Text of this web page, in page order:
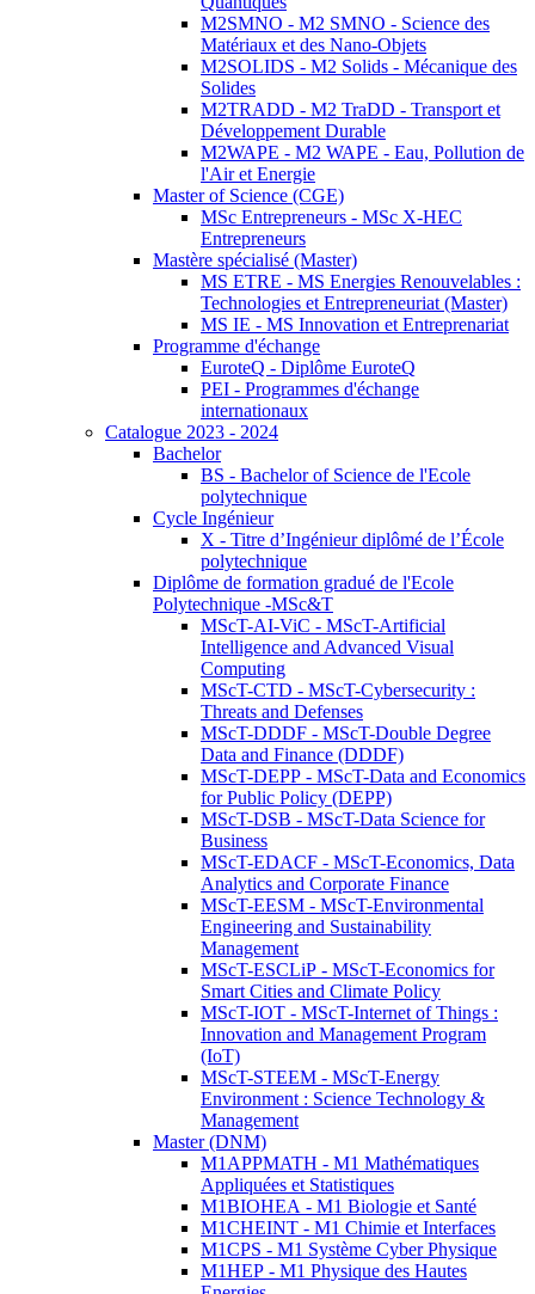
M2SMNO - M2 SMNO - Science des
Matériaux et des Nano-Objets
M2SOLIDS - M2 Solids - Mécanique des
Solides
M2TRADD - M2 TraDD - Transport et
Développement Durable
M2WAPE - M2 WAPE - Eau, Pollution de
l'Air et Energie
Master of Science (CGE)
MSc Entrepreneurs - MSc X-HEC
Entrepreneurs
Mastère spécialisé (Master)
MS ETRE - MS Energies Renouvelables :
Technologies et Entrepreneuriat (Master)
MS IE - MS Innovation et Entreprenariat
Programme d'échange
EuroteQ - Diplôme EuroteQ
PEI - Programmes d'échange
internationaux
Catalogue 2023 - 2024
Bachelor
BS - Bachelor of Science de l'Ecole
polytechnique
Cycle Ingénieur
X - Titre d’Ingénieur diplômé de l’École
polytechnique
Diplôme de formation gradué de l'Ecole
Polytechnique -MSc&T
MScT-AI-ViC - MScT-Artificial
Intelligence and Advanced Visual
Computing
MScT-CTD - MScT-Cybersecurity :
Threats and Defenses
MScT-DDDF - MScT-Double Degree
Data and Finance (DDDF)
MScT-DEPP - MScT-Data and Economics
for Public Policy (DEPP)
MScT-DSB - MScT-Data Science for
Business
MScT-EDACF - MScT-Economics, Data
Analytics and Corporate Finance
MScT-EESM - MScT-Environmental
Engineering and Sustainability
Management
MScT-ESCLiP - MScT-Economics for
Smart Cities and Climate Policy
MScT-IOT - MScT-Internet of Things :
Innovation and Management Program
(IoT)
MScT-STEEM - MScT-Energy
Environment : Science Technology &
Management
Master (DNM)
M1APPMATH - M1 Mathématiques
Appliquées et Statistiques
M1BIOHEA - M1 Biologie et Santé
M1CHEINT - M1 Chimie et Interfaces
M1CPS - M1 Système Cyber Physique
M1HEP - M1 Physique des Hautes